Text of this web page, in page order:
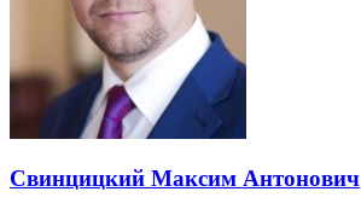
Свинцицкий Максим Антонович